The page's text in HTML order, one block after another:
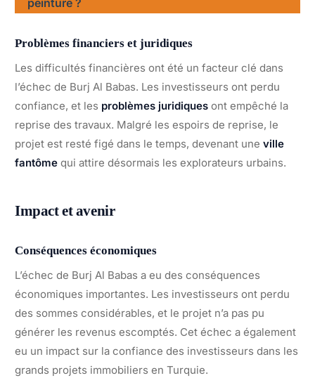
peinture ?
Problèmes financiers et juridiques
Les difficultés financières ont été un facteur clé dans
l’échec de Burj Al Babas. Les investisseurs ont perdu
confiance, et les problèmes juridiques ont empêché la
reprise des travaux. Malgré les espoirs de reprise, le
projet est resté figé dans le temps, devenant une ville
fantôme qui attire désormais les explorateurs urbains.
Impact et avenir
Conséquences économiques
L’échec de Burj Al Babas a eu des conséquences
économiques importantes. Les investisseurs ont perdu
des sommes considérables, et le projet n’a pas pu
générer les revenus escomptés. Cet échec a également
eu un impact sur la confiance des investisseurs dans les
grands projets immobiliers en Turquie.